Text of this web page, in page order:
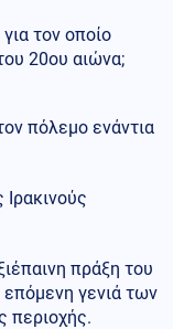
τον οποίο
20ου αιώνα;
πόλεμο ενάντια
πράξη του
γενιά των
περιοχής.